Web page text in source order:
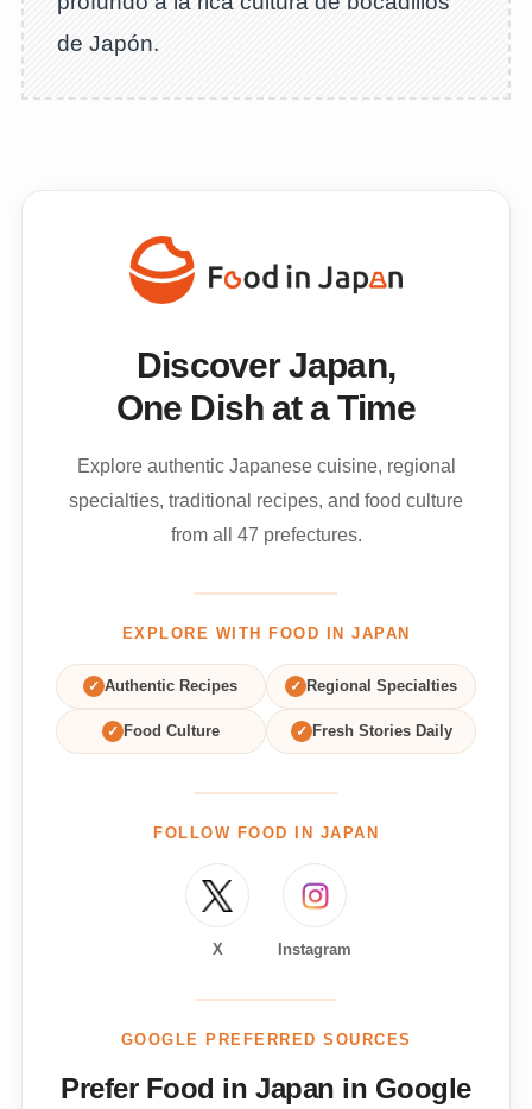
de Japón.
Discover Japan,
One Dish at a Time
Explore authentic Japanese cuisine, regional
specialties, traditional recipes, and food culture
from all 47 prefectures.
EXPLORE WITH FOOD IN JAPAN
✓ Authentic Recipes ✓ Regional Specialties
✓ Food Culture ✓ Fresh Stories Daily
FOLLOW FOOD IN JAPAN
X Instagram
GOOGLE PREFERRED SOURCES
Prefer Food in Japan in Google